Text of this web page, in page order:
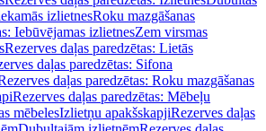
izlietnesRoku mazgāšanas
Iebūvējamas izlietnesZem virsmas
Rezerves daļas paredzētas: Lietās
daļas paredzētas: Sifona
daļas paredzētas: Roku mazgāšanas
Rezerves daļas paredzētas: Mēbeļu
mēbelesIzlietņu apakšskapjiRezerves daļas